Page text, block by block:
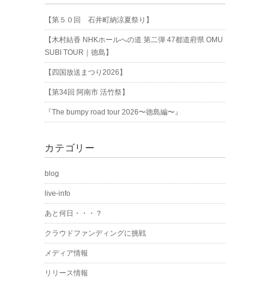
【第５０回 石井町納涼夏祭り】
【木村結香 NHKホールへの道 第二弾 47都道府県 OMU
SUBI TOUR｜徳島】
【四国放送まつり2026】
【第34回 阿南市 活竹祭】
『The bumpy road tour 2026〜徳島編〜』
カテゴリー
blog
live-info
あと何日・・・？
クラウドファンディングに挑戦
メディア情報
リリース情報